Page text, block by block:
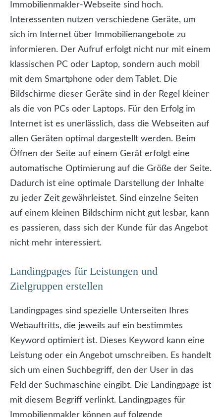
Immobilienmakler-Webseite sind hoch.
Interessenten nutzen verschiedene Geräte, um
sich im Internet über Immobilienangebote zu
informieren. Der Aufruf erfolgt nicht nur mit einem
klassischen PC oder Laptop, sondern auch mobil
mit dem Smartphone oder dem Tablet. Die
Bildschirme dieser Geräte sind in der Regel kleiner
als die von PCs oder Laptops. Für den Erfolg im
Internet ist es unerlässlich, dass die Webseiten auf
allen Geräten optimal dargestellt werden. Beim
Öffnen der Seite auf einem Gerät erfolgt eine
automatische Optimierung auf die Größe der Seite.
Dadurch ist eine optimale Darstellung der Inhalte
zu jeder Zeit gewährleistet. Sind einzelne Seiten
auf einem kleinen Bildschirm nicht gut lesbar, kann
es passieren, dass sich der Kunde für das Angebot
nicht mehr interessiert.
Landingpages für Leistungen und
Zielgruppen erstellen
Landingpages sind spezielle Unterseiten Ihres
Webauftritts, die jeweils auf ein bestimmtes
Keyword optimiert ist. Dieses Keyword kann eine
Leistung oder ein Angebot umschreiben. Es handelt
sich um einen Suchbegriff, den der User in das
Feld der Suchmaschine eingibt. Die Landingpage ist
mit diesem Begriff verlinkt. Landingpages für
Immobilienmakler können auf folgende